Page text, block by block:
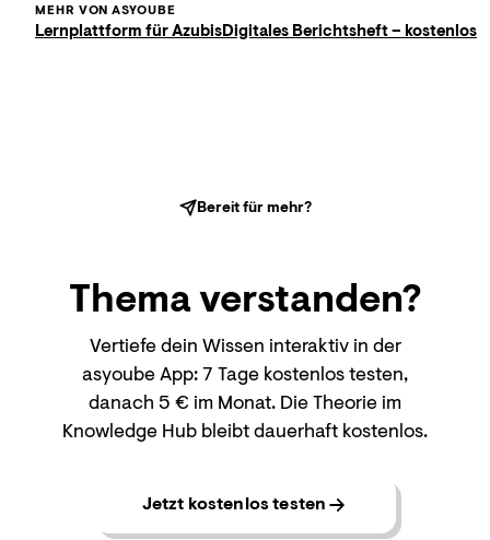
MEHR VON ASYOUBE
Lernplattform für AzubisDigitales Berichtsheft – kostenlos
Bereit für mehr?
Themaverstanden?
Vertiefe dein Wissen interaktiv in der
asyoube App: 7 Tage kostenlos testen,
danach 5 € im Monat. Die Theorie im
Knowledge Hub bleibt dauerhaft kostenlos.
Jetzt kostenlos testen